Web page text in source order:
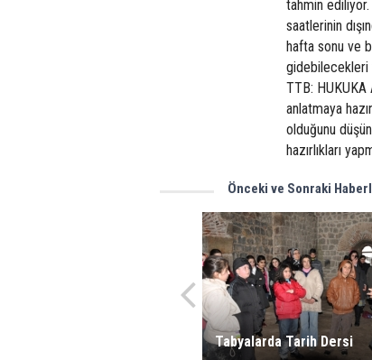
tahmin
saatlerinin
hafta sonu ve
gidebilecekleri
TTB: HUKUKA
anlatmaya
olduğunu
hazırlıkları
Önceki ve Sonraki
Tabyalarda Tarih Dersi